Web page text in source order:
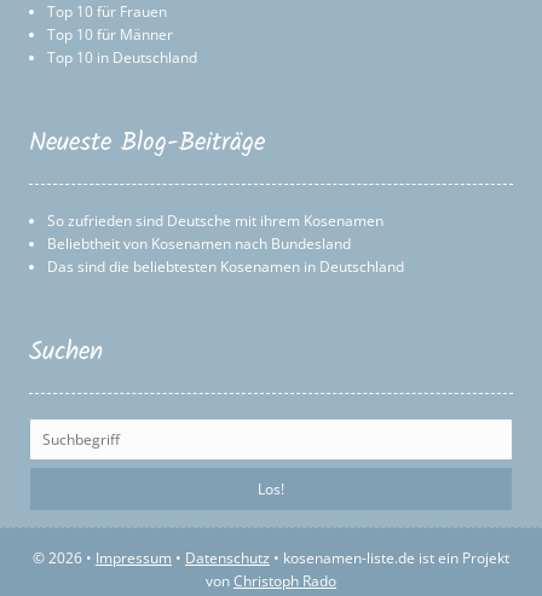
Top 10 für Frauen
Top 10 für Männer
Top 10 in Deutschland
Neueste Blog-Beiträge
So zufrieden sind Deutsche mit ihrem Kosenamen
Beliebtheit von Kosenamen nach Bundesland
Das sind die beliebtesten Kosenamen in Deutschland
Suchen
© 2026 • Impressum • Datenschutz • kosenamen-liste.de ist ein Projekt
vonChristoph Rado